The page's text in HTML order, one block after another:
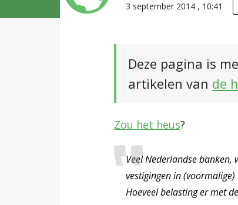
3 september 2014 , 10:41
Deze pagina is
artikelen van de
Zou het heus?
Veel Nederlandse
vestigingen in
Hoeveel belasting er met